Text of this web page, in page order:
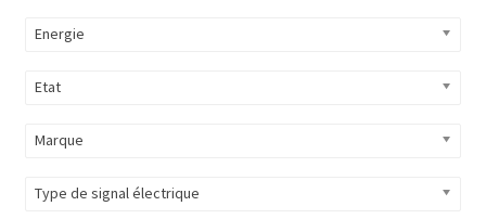
Energie
Etat
Marque
Type de signal électrique